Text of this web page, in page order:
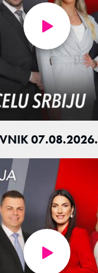
07.08.2026.